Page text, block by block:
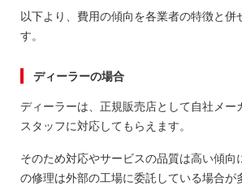
以下より、費用の傾向を各業者の特徴と併
す。
ディーラーの場合
ディーラーは、正規販売店として自社メー
スタッフに対応してもらえます。
そのため対応やサービスの品質は高い傾向
の修理は外部の工場に委託している場合が